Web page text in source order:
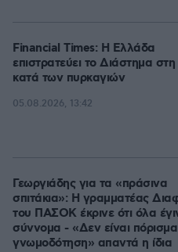
Financial Times: Η Ελλάδα
επιστρατεύει το Διάστημα
κατά των πυρκαγιών
05.08.2026, 13:42
Γεωργιάδης για τα «πράσινα
σπιτάκια»: Η γραμματέας
του ΠΑΣΟΚ έκρινε ότι όλα
σύννομα - «Δεν είναι
γνωμοδότηση» απαντά η ίδια